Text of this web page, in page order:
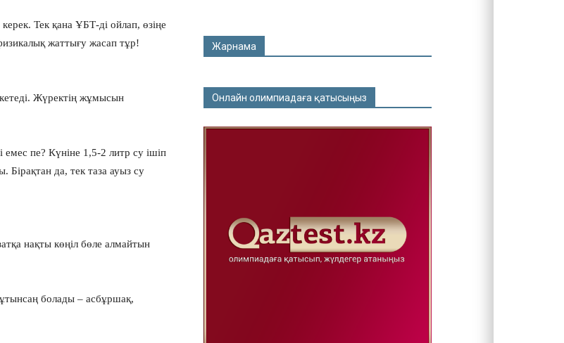
Тек қана ҰБТ-ді ойлап, өзіңе
жаттығу жасап тұр!
Жүректің жұмысын
пе? Күніне 1,5-2 литр су ішіп
Бірақтан да, тек таза ауыз су
нақты көңіл бөле алмайтын
болады – асбұршақ,
Жарнама
Онлайн олимпиадаға қатысыңыз